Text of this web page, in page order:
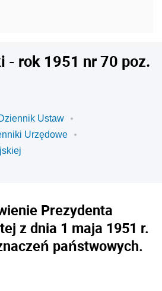
- rok 1951 nr 70 poz.
Ustaw
Urzędowe
Prezydenta
z dnia 1 maja 1951 r.
państwowych.